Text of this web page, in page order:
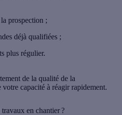
prospection ;
déjà qualifiées ;
plus régulier.
de la qualité de la
capacité à réagir rapidement.
en chantier ?